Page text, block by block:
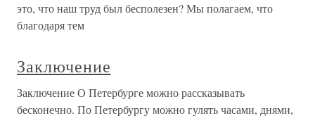
это, что наш труд был бесполезен? Мы полагаем, что
благодаря тем
Заключение
Заключение О Петербурге можно рассказывать
бесконечно. По Петербургу можно гулять часами, днями,